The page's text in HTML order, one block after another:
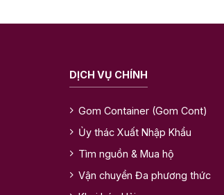
DỊCH VỤ CHÍNH
Gom Container (Gom Cont)
Ủy thác Xuất Nhập Khẩu
Tìm nguồn & Mua hộ
Vận chuyển Đa phương thức